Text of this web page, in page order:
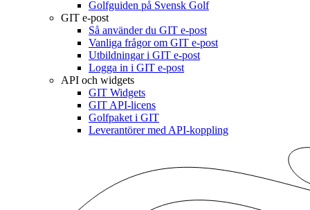
Golfguiden på Svensk Golf
GIT e-post
Så använder du GIT e-post
Vanliga frågor om GIT e-post
Utbildningar i GIT e-post
Logga in i GIT e-post
API och widgets
GIT Widgets
GIT API-licens
Golfpaket i GIT
Leverantörer med API-koppling